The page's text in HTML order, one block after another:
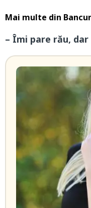
Mai multe din
– Îmi pare rău,